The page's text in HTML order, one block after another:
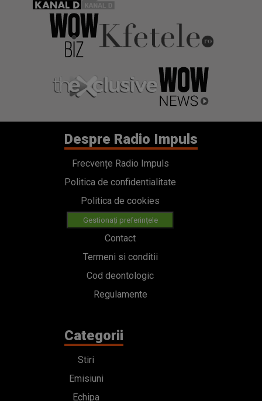
Despre Radio Impuls
Frecvențe Radio Impuls
Politica de confidentialitate
Politica de cookies
Gestionați preferințele
Contact
Termeni si conditii
Cod deontologic
Regulamente
Categorii
Stiri
Emisiuni
Echipa